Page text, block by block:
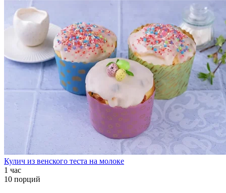
Кулич из венского теста на молоке
1 час
10 порций